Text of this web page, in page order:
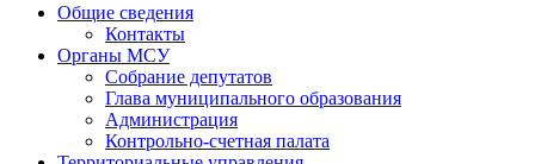
Общие сведения
Контакты
Органы МСУ
Собрание депутатов
Глава муниципального образования
Администрация
Контрольно-счетная палата